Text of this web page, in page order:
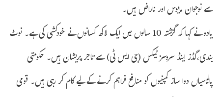
سے نوجوان مایوس اور ناراض ہیں۔
یادو نے کہا کہ گزشتہ 10 سالوں میں ایک لاکھ کسانوں نے خودکشی کی ہے۔ نوٹ
بندی،گڈز اینڈ سروسز ٹیکس (جی ایس ٹی) سے تاجر پریشان ہیں۔ حکومتی
پالیسیاں دوا ساز کمپنیوں کو منافع فراہم کرنے کے لیے کام کر رہی ہیں۔ قومی